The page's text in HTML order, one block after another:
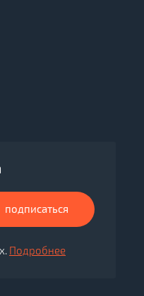
Подробнее
подписаться